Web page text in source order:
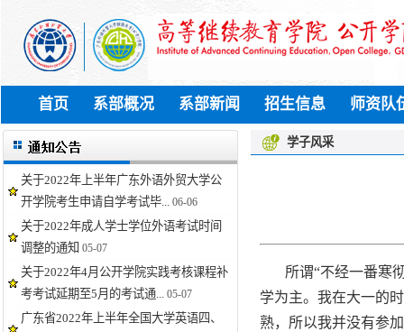
首页 系部概况 系部新闻 招生信息 师资队
关于2022年上半年广东外语外贸大学公
开学院考生申请自学考试毕... 06-06
关于2022年成人学士学位外语考试时间
调整的通知 05-07
关于2022年4月公开学院实践考核课程补
考考试延期至5月的考试通... 05-07
广东省2022年上半年全国大学英语四、
学子风采
所谓“不经一番寒
学为主。我在大一的
熟，所以我并没有参